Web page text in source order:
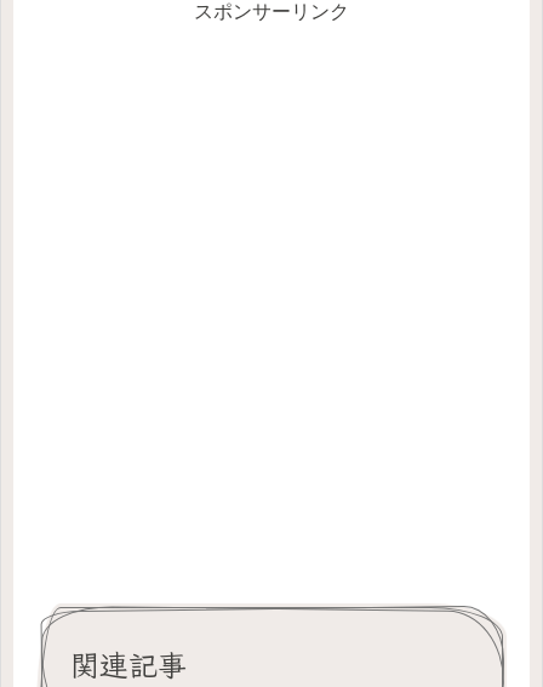
スポンサーリンク
関連記事